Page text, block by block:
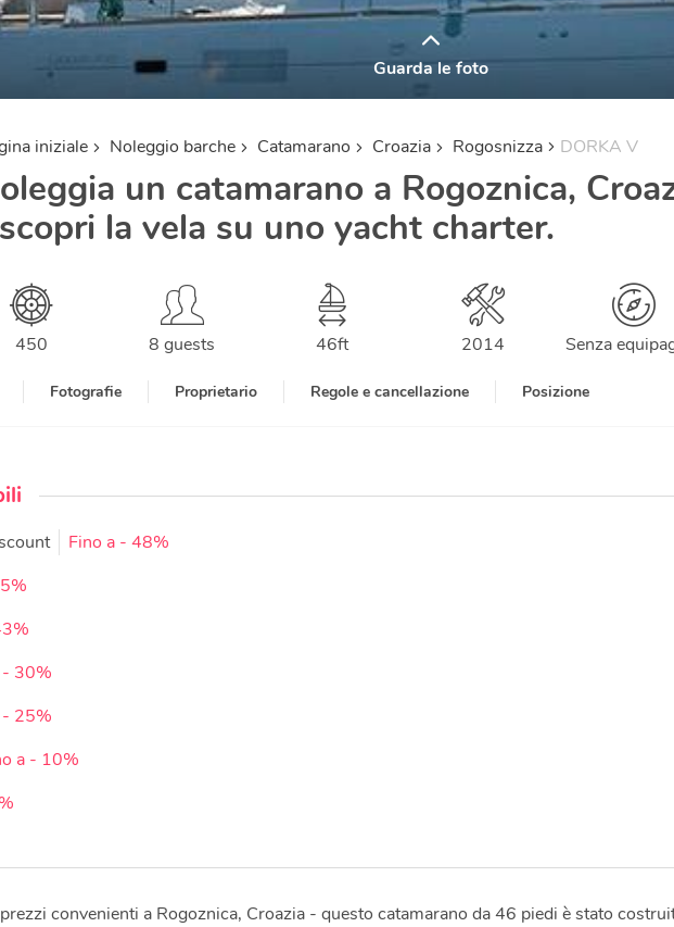
Guarda le foto
iniziale Noleggio barche Catamarano Croazia Rogosnizza DORKA V
un catamarano a Rogoznica,
la vela su uno yacht charter.
450 8 guests 46ft 2014 Senza
Fotografie Proprietario Regole e cancellazione Posizione
Fino a - 48%
- 30%
- 25%
a - 10%
convenienti a Rogoznica, Croazia - questo catamarano da 46 piedi è stato